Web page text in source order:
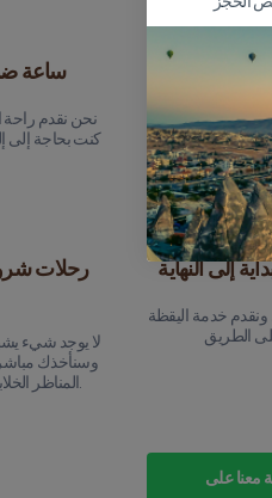
24 ساعة
نحن نقدم راحة
يمكنك التركيز
رحلات
لا يوجد شيء
وسنأخذك
المناظر الخلابة التي ستراها على الإطلاق.
إلى النهاية
خدمة اليقظة